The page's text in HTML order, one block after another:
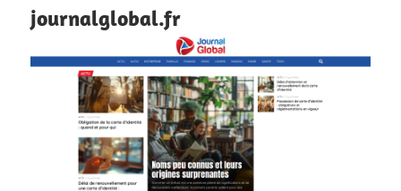
journalglobal.fr